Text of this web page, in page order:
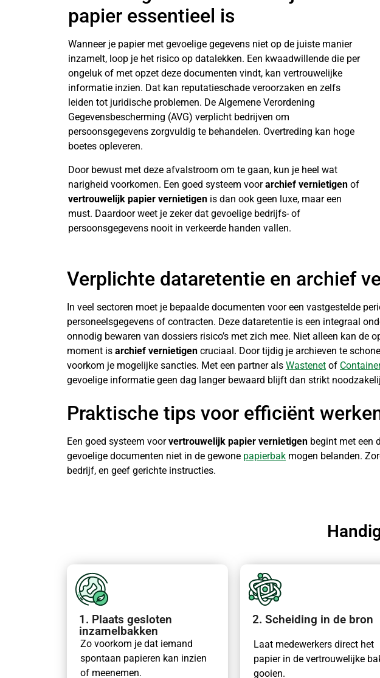
papier essentieel is
Wanneer je papier met gevoelige gegevens niet op de juiste manier
inzamelt, loop je het risico op datalekken. Een kwaadwillende die per
ongeluk of met opzet deze documenten vindt, kan vertrouwelijke
informatie inzien. Dat kan reputatieschade veroorzaken en zelfs
leiden tot juridische problemen. De Algemene Verordening
Gegevensbescherming (AVG) verplicht bedrijven om
persoonsgegevens zorgvuldig te behandelen. Overtreding kan hoge
boetes opleveren.
Door bewust met deze afvalstroom om te gaan, kun je heel wat
narigheid voorkomen. Een goed systeem voorarchief vernietigen of
vertrouwelijk papier vernietigen is dan ook geen luxe, maar een
must. Daardoor weet je zeker dat gevoelige bedrijfs- of
persoonsgegevens nooit in verkeerde handen vallen.
Verplichte dataretentie en archief
In veel sectoren moet je bepaalde documenten voor een vastgestelde
personeelsgegevens of contracten. Deze dataretentie is een integraal
onnodig bewaren van dossiers risico’s met zich mee. Niet alleen kan
moment is archief vernietigen cruciaal. Door tijdig je archieven te
voorkom je mogelijke sancties. Met een partner als Wastenet of
gevoelige informatie geen dag langer bewaard blijft dan strikt
Praktische tips voor efficiënt
Een goed systeem voorvertrouwelijk papier vernietigen begint met een
gevoelige documenten niet in de gewone papierbak mogen belanden.
bedrijf, en geef gerichte instructies.
1. Plaats gesloten
inzamelbakken
Zo voorkom je dat iemand
spontaan papieren kan inzien
of meenemen.
2. Scheiding in de bron
Laat medewerkers direct het
papier in de vertrouwelijke
gooien.